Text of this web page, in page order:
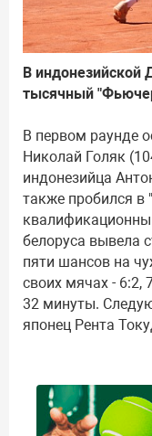
В индонезийской
тысячный
В первом раунде
Николай Голяк
индонезийца
также пробился в
белоруса вывела
пяти шансов на
своих мячах - 6:2,
32 минуты.
японец Рента